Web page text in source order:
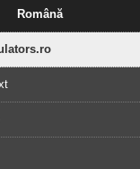
Română